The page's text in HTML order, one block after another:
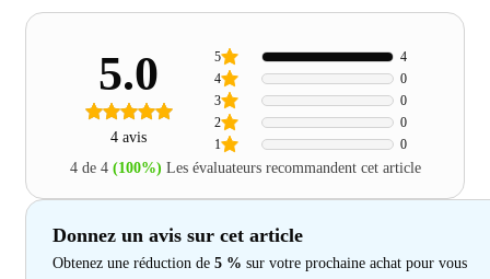
5.0
4 avis 1 0
2 0
3 0
4 0
5 4
4 de 4 (100%) Les évaluateurs recommandent cet article
Donnez un avis sur cet article
Obtenez une réduction de 5 % sur votre prochaine achat pour vous